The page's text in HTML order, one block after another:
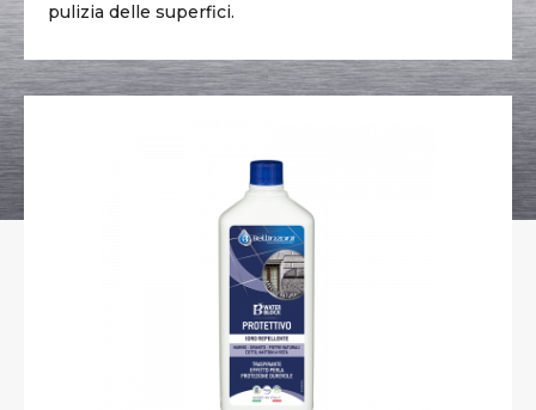
pulizia delle superfici.